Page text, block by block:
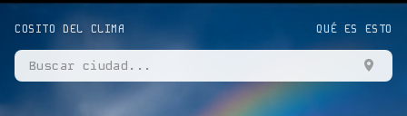
COSITO DEL CLIMA QUÉ ES ESTO